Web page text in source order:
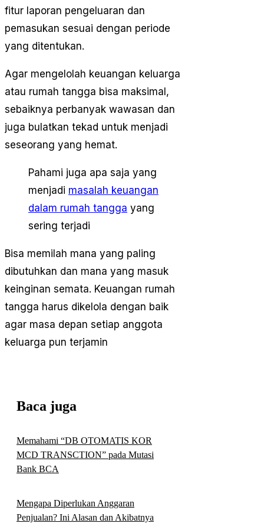
fitur laporan pengeluaran dan
pemasukan sesuai dengan periode
yang ditentukan.
Agar mengelolah keuangan keluarga
atau rumah tangga bisa maksimal,
sebaiknya perbanyak wawasan dan
juga bulatkan tekad untuk menjadi
seseorang yang hemat.
Pahami juga apa saja yang
menjadi masalah keuangan
dalam rumah tangga yang
sering terjadi
Bisa memilah mana yang paling
dibutuhkan dan mana yang masuk
keinginan semata. Keuangan rumah
tangga harus dikelola dengan baik
agar masa depan setiap anggota
keluarga pun terjamin
Baca juga
Memahami “DB OTOMATIS KOR
MCD TRANSCTION” pada Mutasi
Bank BCA
Mengapa Diperlukan Anggaran
Penjualan? Ini Alasan dan Akibatnya